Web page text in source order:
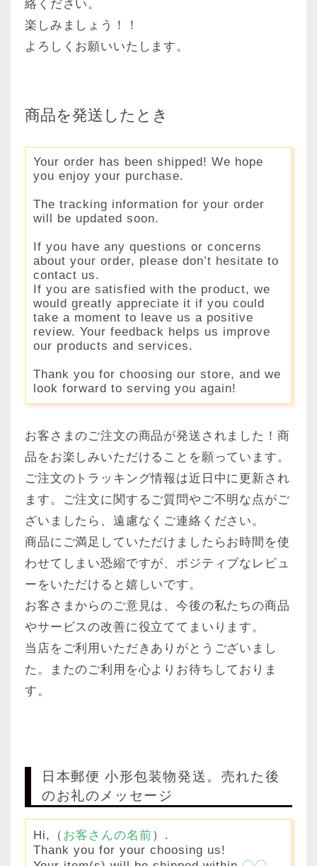
絡ください。
楽しみましょう！！
よろしくお願いいたします。
商品を発送したとき
Your order has been shipped! We hope
you enjoy your purchase.
The tracking information for your order
will be updated soon.
If you have any questions or concerns
about your order, please don’t hesitate to
contact us.
If you are satisfied with the product, we
would greatly appreciate it if you could
take a moment to leave us a positive
review. Your feedback helps us improve
our products and services.
Thank you for choosing our store, and we
look forward to serving you again!
お客さまのご注文の商品が発送されました！商
品をお楽しみいただけることを願っています。
ご注文のトラッキング情報は近日中に更新され
ます。ご注文に関するご質問やご不明な点がご
ざいましたら、遠慮なくご連絡ください。
商品にご満足していただけましたらお時間を使
わせてしまい恐縮ですが、ポジティブなレビュ
ーをいただけると嬉しいです。
お客さまからのご意見は、今後の私たちの商品
やサービスの改善に役立ててまいります。
当店をご利用いただきありがとうございまし
た。またのご利用を心よりお待ちしておりま
す。
日本郵便 小形包装物発送。売れた後
のお礼のメッセージ
Hi,（ お客さんの名前）.
Thank you for your choosing us!